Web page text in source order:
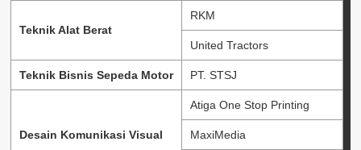
Teknik Alat Berat
RKM
United Tractors
Teknik Bisnis Sepeda Motor PT. STSJ
Desain Komunikasi Visual
Atiga One Stop Printing
MaxiMedia